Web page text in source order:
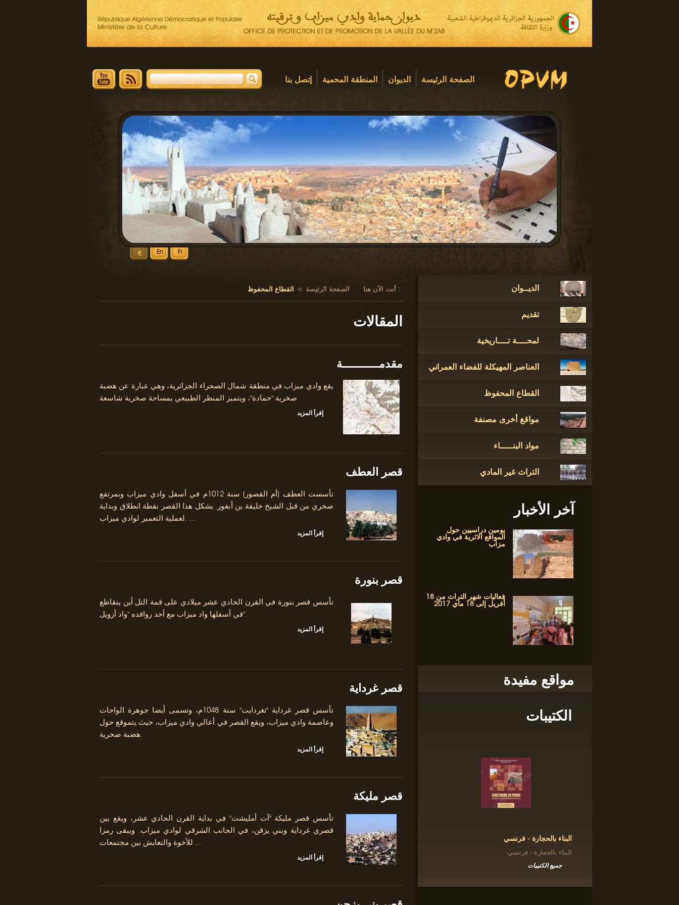
الصفحة الرئيسة الديوان المنطقة المحمية إتصل بنا
Fr
En ع
الديــوان
تقديم
لمحــــة تــــاريخية
العناصر المهيكلة للفضاء العمراني
القطاع المحفوظ
مواقغ أخرى مصنفة
مواد البنـــــاء
التراث غير المادي
آخر الأخبار
يومين دراسيين حول
المواقع الاثرية في وادي
مزاب
فعاليات شهر التراث من 18
أفريل إلى 18 ماي 2017
مواقع مفيدة
الكتيبات
البناء بالحجارة - فرنسي
البناء بالحجارة - فرنسي
جميع الكتيبات
أنت الآن هنا : الصفحة الرئيسة > القطاع المحفوظ
المقالات
مقدمــــــــــــة
يقع وادي ميزاب في منطقة شمال الصحراء الجزائرية، وهي عبارة عن هضبة
صخرية "حمادة"، ويتميز المنظر الطبيعي بمساحة صخرية شاسعة
إقرأ المزيد
قصر العطف
تأسست العطف (أم القصور) سنة 1012م في أسفل وادي ميزاب وبمرتفع
صخري من قبل الشيخ خليفة بن أبغور. يشكل هذا القصر نقطة انطلاق وبداية
لعملية التعمير لوادي ميزاب. ...
إقرأ المزيد
قصر بنورة
تأسس قصر بنورة في القرن الحادي عشر ميلادي على قمة التل أين يتقاطع
في أسفلها واد ميزاب مع أحد روافده "واد أزويل".
إقرأ المزيد
قصر غرداية
تأسس قصر غرداية "تغردايت" سنة 1048م، وتسمى أيضا جوهرة الواحات
وعاصمة وادي ميزاب، ويقع القصر في أعالي وادي ميزاب، حيث يتموقع حول
هضبة صخرية.
إقرأ المزيد
قصر مليكة
تأسس قصر مليكة "آت أمليشت" في بداية القرن الحادي عشر، ويقع بين
قصري غرداية وبني يزقن، في الجانب الشرقي لوادي ميزاب. ويبقى رمزا
للأخوة والتعايش بين مجتمعات ...
إقرأ المزيد